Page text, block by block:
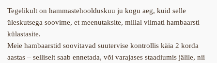
Tegelikult on hammastehoolduskuu ju kogu aeg, kuid selle
üleskutsega soovime, et meenutaksite, millal viimati hambaarsti
külastasite.
Meie hambaarstid soovitavad suutervise kontrollis käia 2 korda
aastas – selliselt saab ennetada, või varajases staadiumis jälile, nii